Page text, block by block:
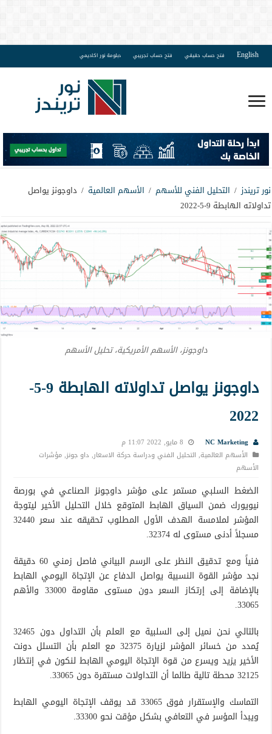
English فتح حساب حقيقي فتح حساب تجريبي دبلومة نور اكاديمي
نور تريندز / التحليل الفني للأسهم / الأسهم العالمية / داوجونز يواصل
تداولاته الهابطة 9-5-2022
داوجونز، الأسهم الأمريكية، تحليل الأسهم
داوجونز يواصل تداولاته الهابطة 9-5-
2022
NC Marketing
8 مايو, 2022 11:07 م
الأسهم العالمية, التحليل الفني ودراسة حركة الاسعار, داو جونز,مؤشرات
الأسهم
الضغط السلبي مستمر على مؤشر داوجونز الصناعي في بورصة
نيويورك ضمن السياق الهابط المتوقع خلال التحليل الأخير ليتوجة
المؤشر لملامسة الهدف الأول المطلوب تحقيقه عند سعر 32440
مسجلاً أدنى مستوى له 32374.
فنياً ومع تدقيق النظر على الرسم البياني فاصل زمني 60 دقيقة
نجد مؤشر القوة النسبية يواصل الدفاع عن الإتجاة اليومي الهابط
بالإضافة إلى إرتكاز السعر دون مستوى مقاومة 33000 والأهم
33065.
بالتالي نحن نميل إلى السلبية مع العلم بأن التداول دون 32465
يُمدد من خسائر المؤشر لزيارة 32375 مع العلم بأن التسلل دونت
الأخير يزيد ويسرع من قوة الإتجاة اليومي الهابط لنكون في إنتظار
32125 محطة تالية طالما أن التداولات مستقرة دون 33065.
التماسك والإستقرار فوق 33065 قد يوقف الإتجاة اليومي الهابط
ويبدأ المؤسر في التعافي بشكل مؤقت نحو 33300.